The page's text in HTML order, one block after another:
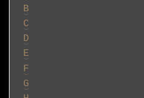
B
C
D
E
F
G